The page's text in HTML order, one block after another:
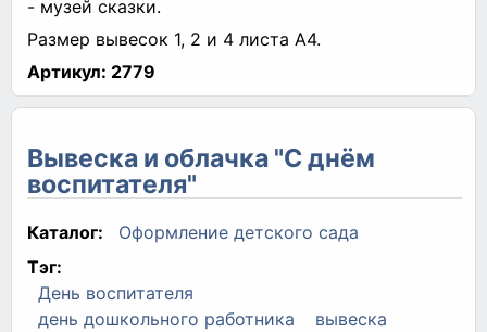
- музей сказки.
Размер вывесок 1, 2 и 4 листа А4.
Артикул: 2779
Вывеска и облачка "С днём
воспитателя"
Каталог:
Оформление детского сада
Тэг:
День воспитателя
день дошкольного работника
вывеска